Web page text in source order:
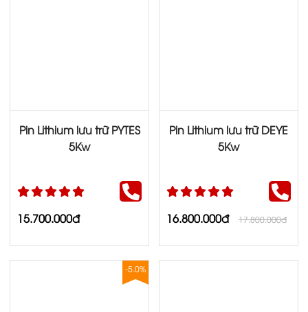
Pin Lithium lưu trữ PYTES
5Kw
15.700.000đ
Pin Lithium lưu trữ DEYE
5Kw
16.800.000đ 17.800.000đ
-5.0%